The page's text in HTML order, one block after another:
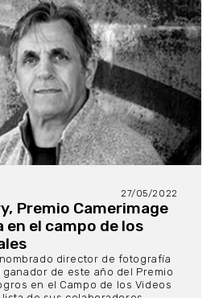
27/05/2022
Premio Camerimage
en el campo de los
director de fotografía
de este año del Premio
en el Campo de los Videos